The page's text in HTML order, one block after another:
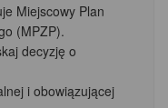
Miejscowy Plan
(MPZP).
decyzję o
i obowiązującej